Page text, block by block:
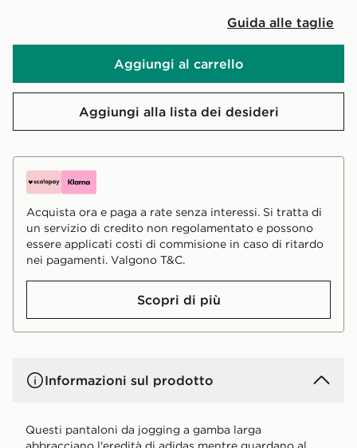
Guida alle taglie
Aggiungi al carrello
Aggiungi alla lista dei desideri
Acquista ora e paga a rate senza interessi. Si tratta di
un servizio di credito non regolamentato e possono
essere applicati costi di commisione in caso di ritardo
nei pagamenti. Valgono T&C.
Scopri di più
Informazioni sul prodotto
Questi pantaloni da jogging a gamba larga